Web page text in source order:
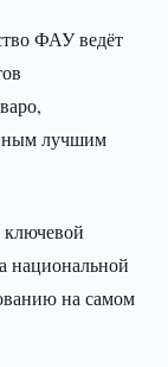
ФАУ ведёт
лучшим
ключевой
национальной
на самом